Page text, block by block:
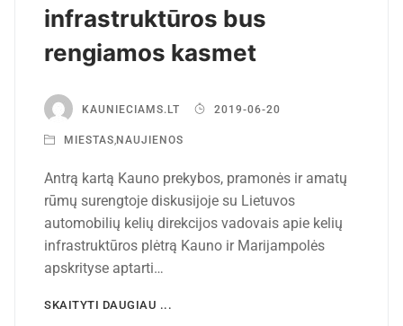
infrastruktūros bus
rengiamos kasmet
KAUNIECIAMS.LT 2019-06-20
MIESTAS,NAUJIENOS
Antrą kartą Kauno prekybos, pramonės ir amatų
rūmų surengtoje diskusijoje su Lietuvos
automobilių kelių direkcijos vadovais apie kelių
infrastruktūros plėtrą Kauno ir Marijampolės
apskrityse aptarti…
SKAITYTI DAUGIAU ...